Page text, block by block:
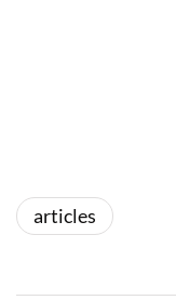
articles